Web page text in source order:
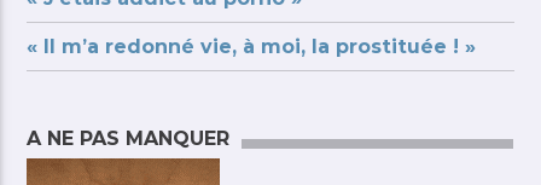
« Il m’a redonné vie, à moi, la prostituée ! »
A NE PAS MANQUER